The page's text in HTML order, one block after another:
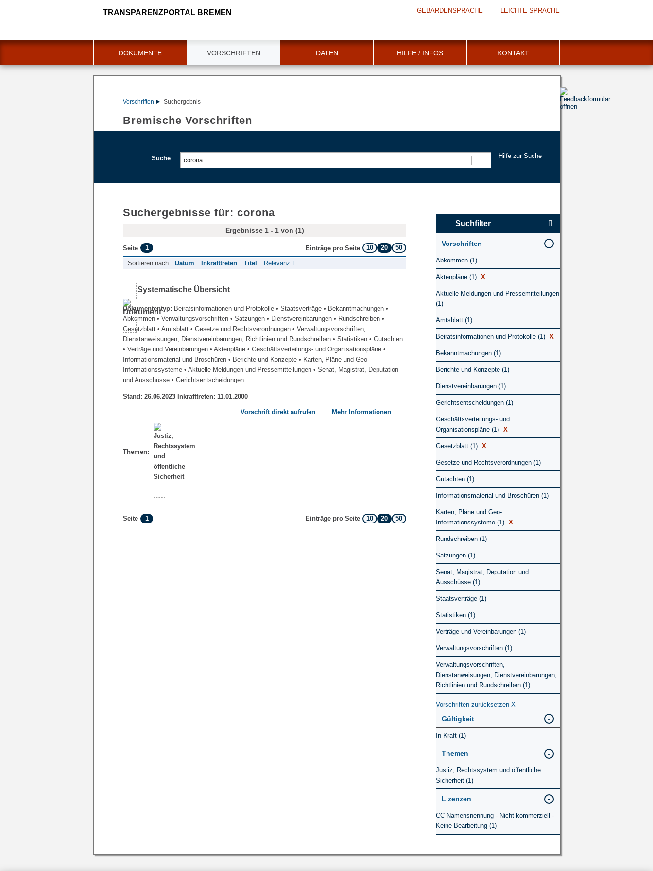
TRANSPARENZPORTAL BREMEN GEBÄRDENSPRACHE LEICHTE SPRACHE
DOKUMENTE VORSCHRIFTEN DATEN HILFE / INFOS KONTAKT
Vorschriften Suchergebnis
Bremische Vorschriften
Suche
Hilfe zur Suche
Suchergebnisse für: corona
Ergebnisse 1 - 1 von (1)
Seite 1 Einträge pro Seite 10 20 50
Sortieren nach: Datum Inkrafttreten Titel Relevanz
Systematische Übersicht
Dokumententyp: Beiratsinformationen und Protokolle • Staatsverträge • Bekanntmachungen •
Abkommen • Verwaltungsvorschriften • Satzungen • Dienstvereinbarungen • Rundschreiben •
Gesetzblatt • Amtsblatt • Gesetze und Rechtsverordnungen • Verwaltungsvorschriften,
Dienstanweisungen, Dienstvereinbarungen, Richtlinien und Rundschreiben • Statistiken • Gutachten
• Verträge und Vereinbarungen • Aktenpläne • Geschäftsverteilungs- und Organisationspläne •
Informationsmaterial und Broschüren • Berichte und Konzepte • Karten, Pläne und Geo-
Informationssysteme • Aktuelle Meldungen und Pressemitteilungen • Senat, Magistrat, Deputation
und Ausschüsse • Gerichtsentscheidungen
Stand: 26.06.2023 Inkrafttreten: 11.01.2000
Themen:
Vorschrift direkt aufrufen Mehr Informationen
Seite 1 Einträge pro Seite 10 20 50
Suchfilter
Vorschriften
Abkommen (1)
Aktenpläne (1) X
Aktuelle Meldungen und Pressemitteilungen
(1)
Amtsblatt (1)
Beiratsinformationen und Protokolle (1) X
Bekanntmachungen (1)
Berichte und Konzepte (1)
Dienstvereinbarungen (1)
Gerichtsentscheidungen (1)
Geschäftsverteilungs- und
Organisationspläne (1) X
Gesetzblatt (1) X
Gesetze und Rechtsverordnungen (1)
Gutachten (1)
Informationsmaterial und Broschüren (1)
Karten, Pläne und Geo-
Informationssysteme (1) X
Rundschreiben (1)
Satzungen (1)
Senat, Magistrat, Deputation und
Ausschüsse (1)
Staatsverträge (1)
Statistiken (1)
Verträge und Vereinbarungen (1)
Verwaltungsvorschriften (1)
Verwaltungsvorschriften,
Dienstanweisungen, Dienstvereinbarungen,
Richtlinien und Rundschreiben (1)
Vorschriften zurücksetzen X
Gültigkeit
In Kraft (1)
Themen
Justiz, Rechtssystem und öffentliche
Sicherheit (1)
Lizenzen
CC Namensnennung - Nicht-kommerziell -
Keine Bearbeitung (1)